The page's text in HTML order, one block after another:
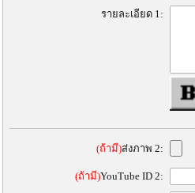
รายละเอียด 1:
(ถ้ามี)ส่งภาพ 2:
(ถ้ามี)YouTube ID 2: